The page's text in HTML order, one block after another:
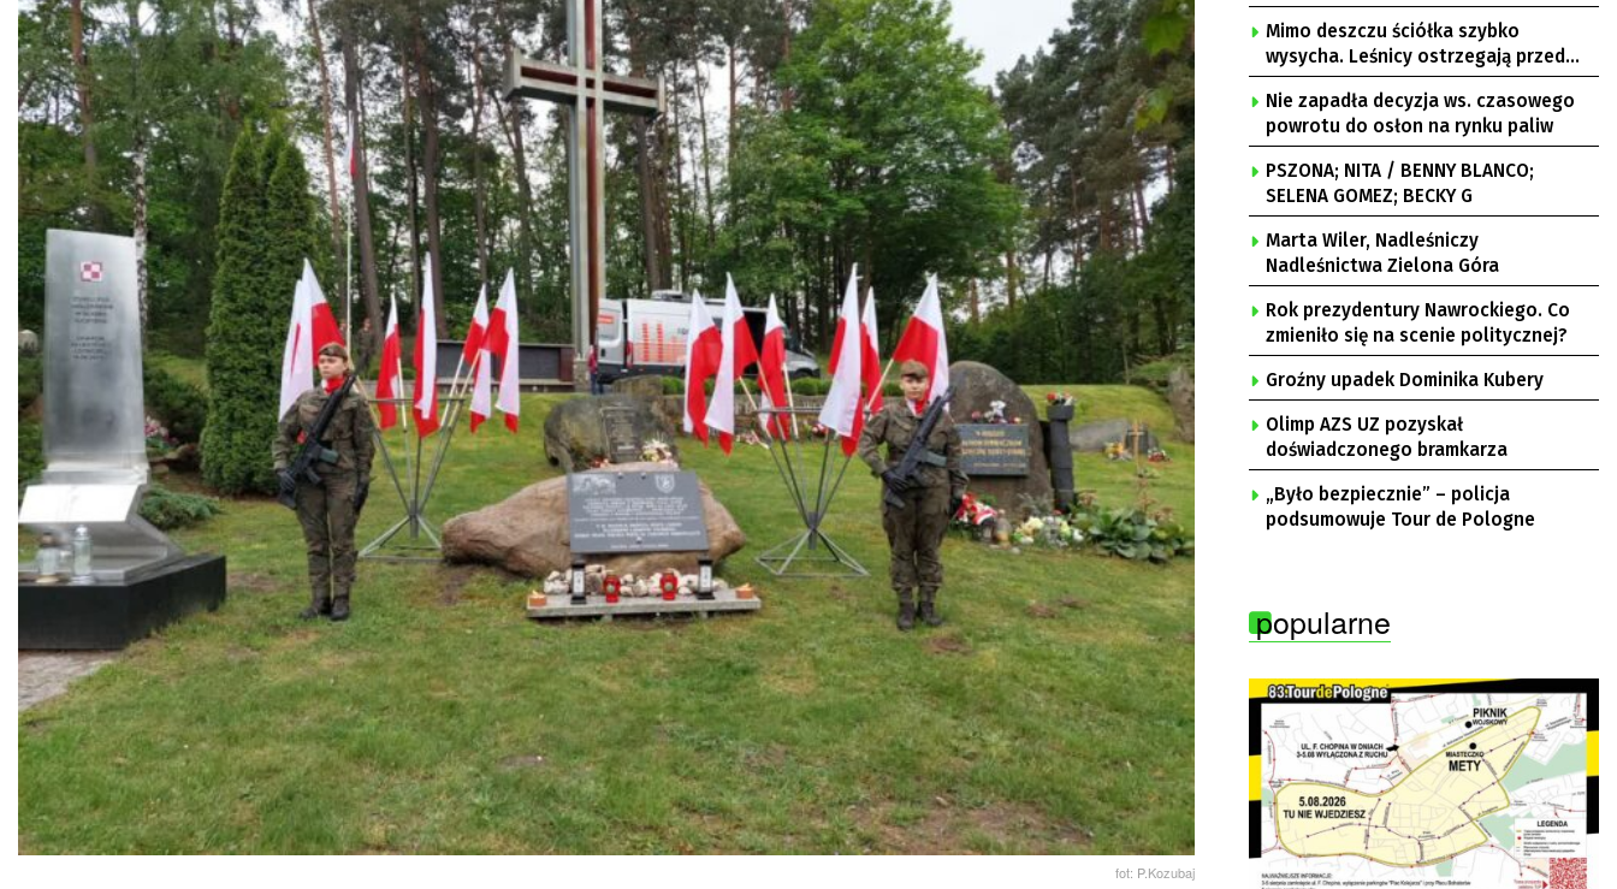
fot: P.Kozubaj
burzami
Mimo deszczu ściółka szybko
wysycha. Leśnicy ostrzegają przed
pożarami
Nie zapadła decyzja ws. czasowego
powrotu do osłon na rynku paliw
PSZONA; NITA / BENNY BLANCO;
SELENA GOMEZ; BECKY G
Marta Wiler, Nadleśniczy
Nadleśnictwa Zielona Góra
Rok prezydentury Nawrockiego. Co
zmieniło się na scenie politycznej?
Groźny upadek Dominika Kubery
Olimp AZS UZ pozyskał
doświadczonego bramkarza
„Było bezpiecznie” – policja
podsumowuje Tour de Pologne
popularne